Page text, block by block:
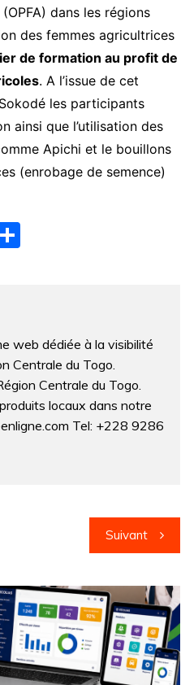
dans les régions
des femmes agricultrices
de formation au profit de
. A l’issue de cet
les participants
ainsi que l’utilisation des
Apichi et le bouillons
(enrobage de semence)
er
web dédiée à la visibilité
Centrale du Togo.
Centrale du Togo.
locaux dans notre
Tel: +228 9286
Suivant